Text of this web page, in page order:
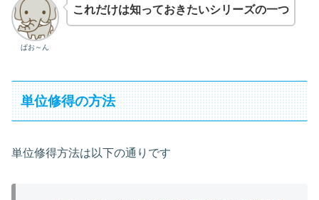
ぱお～ん
これだけは知っておきたいシリーズの一つ
単位修得の方法
単位修得方法は以下の通りです